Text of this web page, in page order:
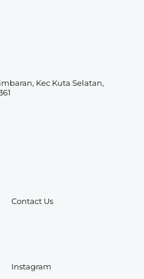
Kec Kuta Selatan,
Contact Us
Instagram